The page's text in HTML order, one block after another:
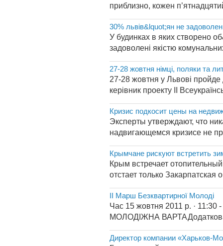
приблизно, кожен
30% львів&lquot;ян не
У будинках в яких створено
задоволені якістю
27-28 жовтня німці, поляки та
27-28 жовтня у Львові
керівник проекту ІІ
Кризис подкосит цены на
Эксперты утверждают, что
надвигающемся кризисе не
Крымчане рискуют встретить
Крым встречает
отстает только
ІІ Марш Безквартирної Молоді
Час 15 жовтня 2011 р. · 11:30
МОЛОДІЖНА ВАРТАДодаткова
Директор компании «Харьков-